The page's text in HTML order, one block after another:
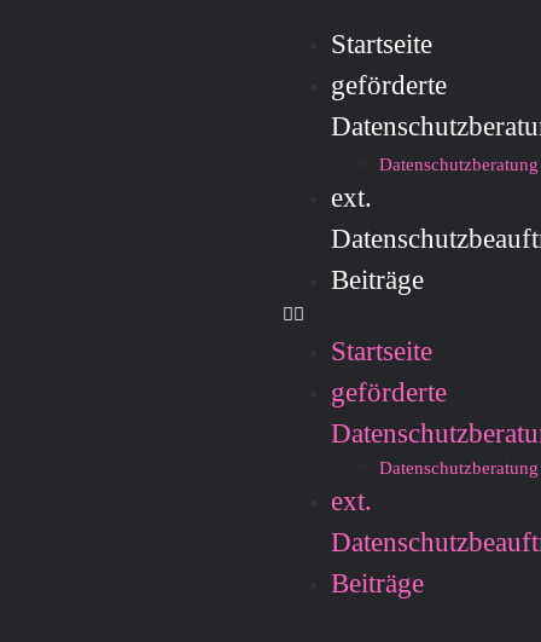
Startseite
geförderte
Datenschutzberatung
ext.
Beiträge
Startseite
geförderte
Datenschutzberatung
ext.
Beiträge